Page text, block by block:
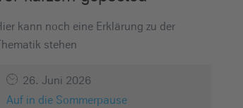
kann noch eine Erklärung zu der
stehen
26. Juni 2026
Auf in die Sommerpause